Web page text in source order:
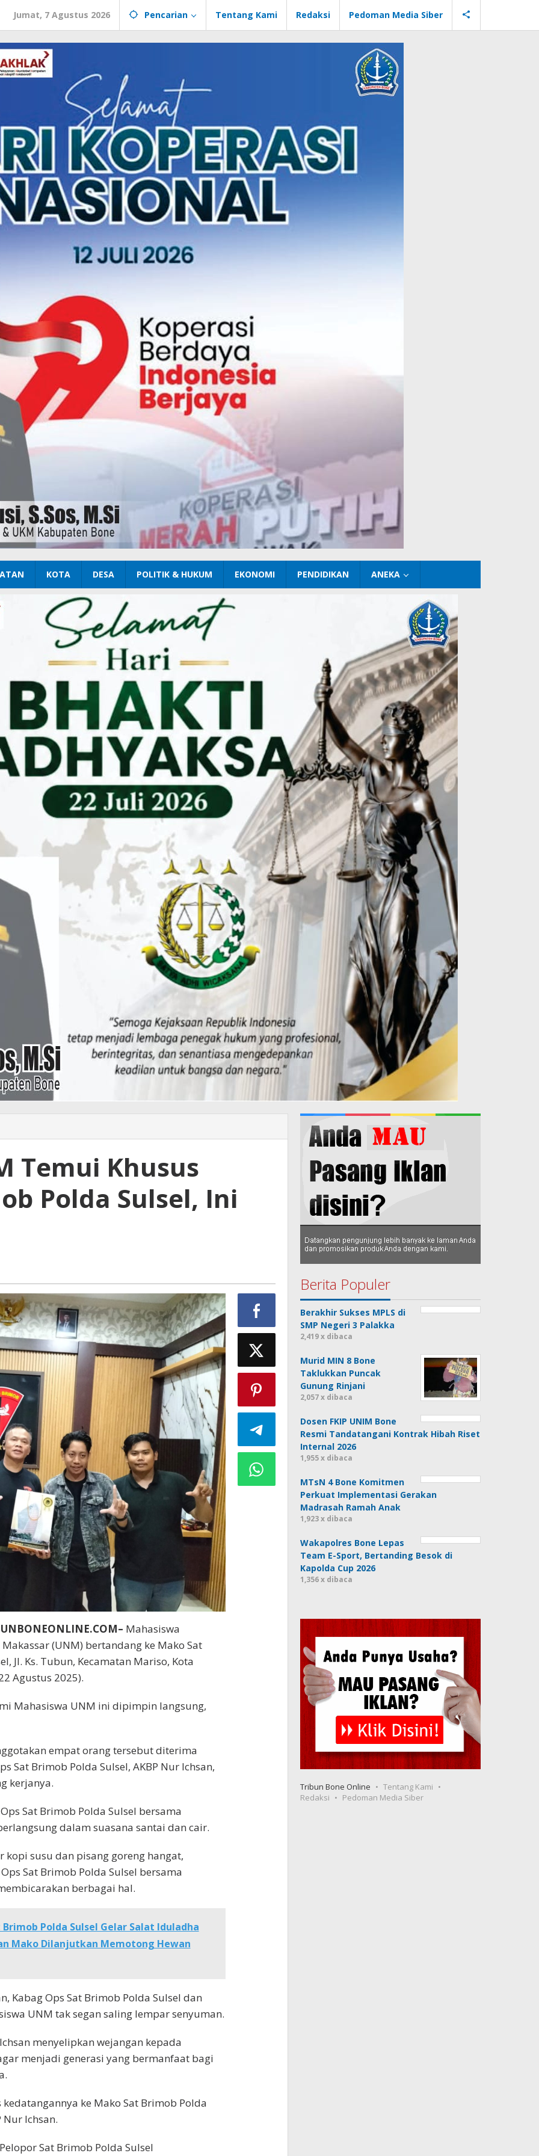
Jumat, 7 Agustus 2026 Pencarian Tentang Kami Redaksi Pedoman Media Siber
KOTA DESA POLITIK & HUKUM EKONOMI PENDIDIKAN ANEKA
Temui Khusus
Polda Sulsel, Ini
Mahasiswa
(UNM) bertandang ke Mako Sat
Jl. Ks. Tubun, Kecamatan Mariso, Kota
Agustus 2025).
Mahasiswa UNM ini dipimpin langsung,
empat orang tersebut diterima
Sat Brimob Polda Sulsel, AKBP Nur Ichsan,
kerjanya.
Sat Brimob Polda Sulsel bersama
dalam suasana santai dan cair.
kopi susu dan pisang goreng hangat,
Sat Brimob Polda Sulsel bersama
berbagai hal.
Brimob Polda Sulsel Gelar Salat Iduladha
Mako Dilanjutkan Memotong Hewan
Kabag Ops Sat Brimob Polda Sulsel dan
UNM tak segan saling lempar senyuman.
menyelipkan wejangan kepada
menjadi generasi yang bermanfaat bagi
kedatangannya ke Mako Sat Brimob Polda
Nur Ichsan.
Sat Brimob Polda Sulsel
Berita Populer
Berakhir Sukses MPLS di
SMP Negeri 3 Palakka
2,419 x dibaca
Murid MIN 8 Bone
Taklukkan Puncak
Gunung Rinjani
2,057 x dibaca
Dosen FKIP UNIM Bone
Resmi Tandatangani Kontrak Hibah Riset
Internal 2026
1,955 x dibaca
MTsN 4 Bone Komitmen
Perkuat Implementasi Gerakan
Madrasah Ramah Anak
1,923 x dibaca
Wakapolres Bone Lepas
Team E-Sport, Bertanding Besok di
Kapolda Cup 2026
1,356 x dibaca
Tribun Bone Online
Tentang Kami
Redaksi
Pedoman Media Siber